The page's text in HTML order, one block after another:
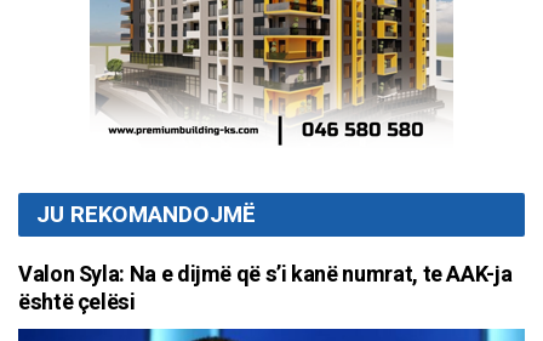
JU REKOMANDOJMË
Valon Syla: Na e dijmë që s’i kanë numrat, te AAK-ja
është çelësi